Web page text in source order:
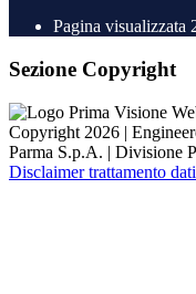
Pagina visualizzata
Sezione Copyright
Copyright 2026 |
Parma S.p.A. | Divisione
Disclaimer trattamento